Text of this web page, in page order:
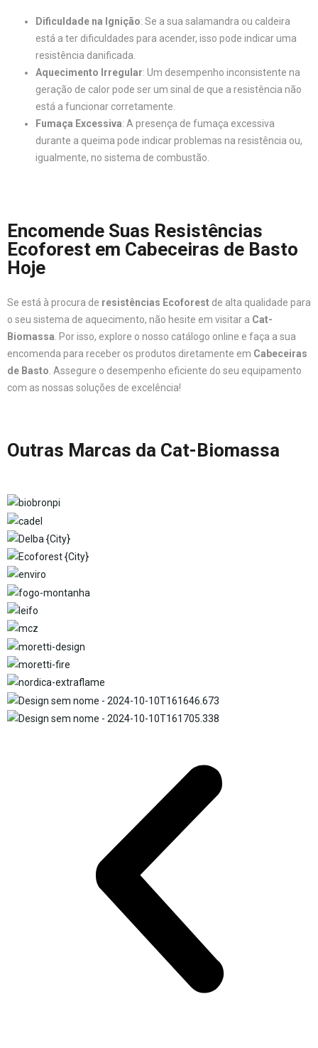
Dificuldade na Ignição: Se a sua salamandra ou caldeira
está a ter dificuldades para acender, isso pode indicar uma
resistência danificada.
Aquecimento Irregular: Um desempenho inconsistente na
geração de calor pode ser um sinal de que a resistência não
está a funcionar corretamente.
Fumaça Excessiva: A presença de fumaça excessiva
durante a queima pode indicar problemas na resistência ou,
igualmente, no sistema de combustão.
Encomende Suas Resistências
Ecoforest em Cabeceiras de Basto
Hoje
Se está à procura de resistências Ecoforest de alta qualidade para
o seu sistema de aquecimento, não hesite em visitar a Cat-
Biomassa . Por isso, explore o nosso catálogo online e faça a sua
encomenda para receber os produtos diretamente em Cabeceiras
de Basto . Assegure o desempenho eficiente do seu equipamento
com as nossas soluções de excelência!
Outras Marcas da Cat-Biomassa